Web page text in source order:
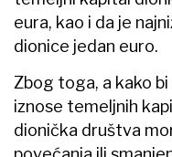
eura, kao i da je
dionice jedan euro.
Zbog toga, a kako
iznose temeljnih
dionička društva